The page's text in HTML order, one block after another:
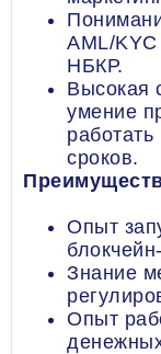
AML/
НБКР.
Высокая
умение
сроков.
Опыт
Знание
Опыт